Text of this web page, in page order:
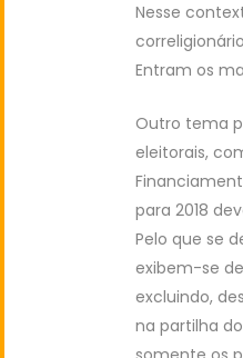
Nesse
Entram os
Outro tema
eleitorais,
para 2018
Pelo que se
exibem-se
excluindo,
na partilha